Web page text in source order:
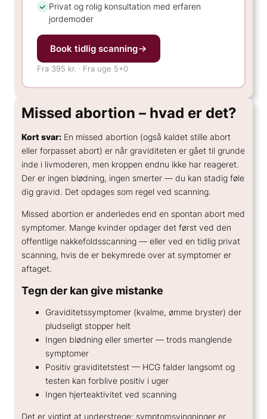
Privat og rolig konsultation med erfaren
jordemoder
Book tidlig scanning
Fra 395 kr. · Fra uge 5+0
Missed abortion – hvad er det?
Kort svar: En missed abortion (også kaldet stille abort
eller forpasset abort) er når graviditeten er gået til grunde
inde i livmoderen, men kroppen endnu ikke har reageret.
Der er ingen blødning, ingen smerter — du kan stadig føle
dig gravid. Det opdages som regel ved scanning.
Missed abortion er anderledes end en spontan abort med
symptomer. Mange kvinder opdager det først ved den
offentlige nakkefoldsscanning — eller ved en tidlig privat
scanning, hvis de er bekymrede over at symptomer er
aftaget.
Tegn der kan give mistanke
Graviditetssymptomer (kvalme, ømme bryster) der
pludseligt stopper helt
Ingen blødning eller smerter — trods manglende
symptomer
Positiv graviditetstest — HCG falder langsomt og
testen kan forblive positiv i uger
Ingen hjerteaktivitet ved scanning
Det er vigtigt at understrege: symptomsvingninger er